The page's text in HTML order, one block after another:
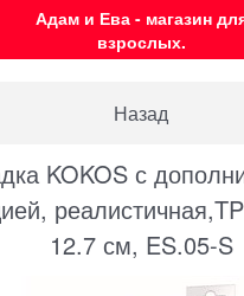
Адам и Ева - магазин
взрослых.
Назад
KOKOS с
12.7 см, ES.05-S